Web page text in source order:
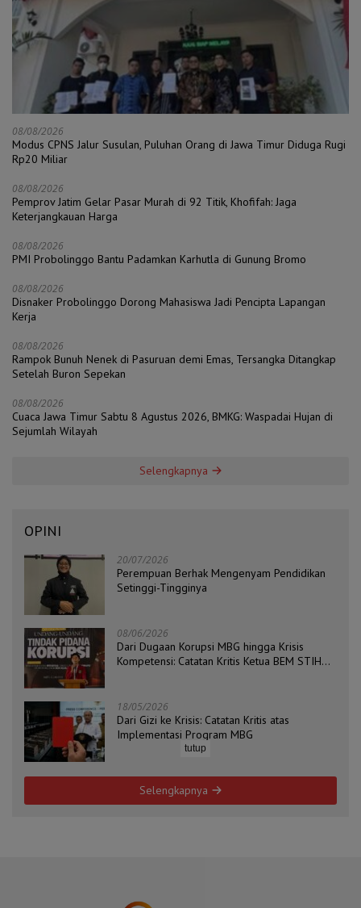
08/08/2026
Modus CPNS Jalur Susulan, Puluhan Orang di Jawa Timur Diduga Rugi
Rp20 Miliar
08/08/2026
Pemprov Jatim Gelar Pasar Murah di 92 Titik, Khofifah: Jaga
Keterjangkauan Harga
08/08/2026
PMI Probolinggo Bantu Padamkan Karhutla di Gunung Bromo
08/08/2026
Disnaker Probolinggo Dorong Mahasiswa Jadi Pencipta Lapangan
Kerja
08/08/2026
Rampok Bunuh Nenek di Pasuruan demi Emas, Tersangka Ditangkap
Setelah Buron Sepekan
08/08/2026
Cuaca Jawa Timur Sabtu 8 Agustus 2026, BMKG: Waspadai Hujan di
Sejumlah Wilayah
Selengkapnya
OPINI
20/07/2026
Perempuan Berhak Mengenyam Pendidikan
Setinggi-Tingginya
08/06/2026
Dari Dugaan Korupsi MBG hingga Krisis
Kompetensi: Catatan Kritis Ketua BEM STIH
18/05/2026
Dari Gizi ke Krisis: Catatan Kritis atas
Implementasi Program MBG
Selengkapnya
tutup